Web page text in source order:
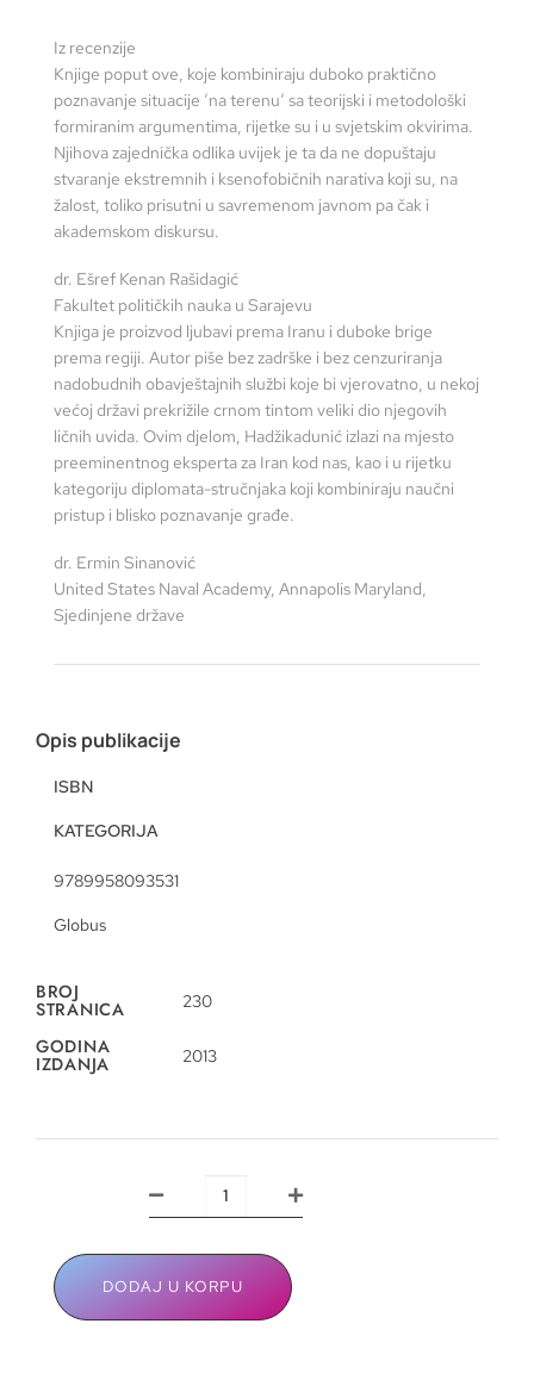
Iz recenzije
Knjige poput ove, koje kombiniraju duboko praktično
poznavanje situacije ‘na terenu‘ sa teorijski i metodološki
formiranim argumentima, rijetke su i u svjetskim okvirima.
Njihova zajednička odlika uvijek je ta da ne dopuštaju
stvaranje ekstremnih i ksenofobičnih narativa koji su, na
žalost, toliko prisutni u savremenom javnom pa čak i
akademskom diskursu.
dr. Ešref Kenan Rašidagić
Fakultet političkih nauka u Sarajevu
Knjiga je proizvod ljubavi prema Iranu i duboke brige
prema regiji. Autor piše bez zadrške i bez cenzuriranja
nadobudnih obavještajnih službi koje bi vjerovatno, u nekoj
većoj državi prekrižile crnom tintom veliki dio njegovih
ličnih uvida. Ovim djelom, Hadžikadunić izlazi na mjesto
preeminentnog eksperta za Iran kod nas, kao i u rijetku
kategoriju diplomata-stručnjaka koji kombiniraju naučni
pristup i blisko poznavanje građe.
dr. Ermin Sinanović
United States Naval Academy, Annapolis Maryland,
Sjedinjene države
Opis publikacije
ISBN
KATEGORIJA
9789958093531
Globus
BROJ
STRANICA 230
GODINA
IZDANJA 2013
DODAJ U KORPU